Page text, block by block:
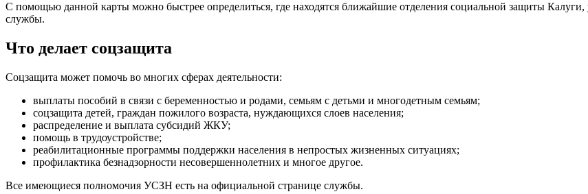
С помощью данной карты можно быстрее определиться, где находятся ближайшие отделения социальной защиты
службы.
Что делает соцзащита
Соцзащита может помочь во многих сферах деятельности:
выплаты пособий в связи с беременностью и родами, семьям с детьми и многодетным семьям;
соцзащита детей, граждан пожилого возраста, нуждающихся слоев населения;
распределение и выплата субсидий ЖКУ;
помощь в трудоустройстве;
реабилитационные программы поддержки населения в непростых жизненных ситуациях;
профилактика безнадзорности несовершеннолетних и многое другое.
Все имеющиеся полномочия УСЗН есть на официальной странице службы.